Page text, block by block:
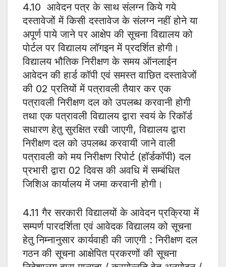
4.10 आवेदन पत्र के साथ संलग्न किये गये
दस्तावेजों में किसी दस्तावेज के संलग्न नहीं होने या
अपूर्ण पाये जाने पर आक्षेप की सूचना विद्यालय को
पोर्टल पर विद्यालय लॉगइन में प्रदर्शित होगी।
विद्यालय भौतिक निरीक्षण के समय ऑनलाईन
आवेदन की हार्ड कॉपी एवं समस्त वाछित दस्तावेजों
की 02 प्रतियों में पत्रावली तैयार कर एक
पत्रावली निरीक्षण दल को उपलब्ध करवानी होगी
तथा एक पत्रावली विद्यालय द्वारा स्वयं के रिकॉर्ड
सधारण हेतु सुरक्षित रखी जाएगी, विद्यालय द्वारा
निरीक्षण दल को उपलब्ध करवायी जाने वाली
पत्रावली को मय निरीक्षण रिपोर्ट (हॉर्डकॉपी) दल
प्रभारी द्वारा 02 दिवस की अवधि में सम्बंधित
जिशिअ कार्यालय में जमा करवानी होगी।
4.11 गैर सरकारी विद्यालयों के आवेदन प्रक्रिया में
सम्पर्ण पारदर्शिता एवं आवेदक विद्यालय को सूचना
हेतु निम्नानुसार कार्यवाही की जाएगी : निरीक्षण दल
गठन की सूचना आक्षेपित प्रकरणों की सूचना